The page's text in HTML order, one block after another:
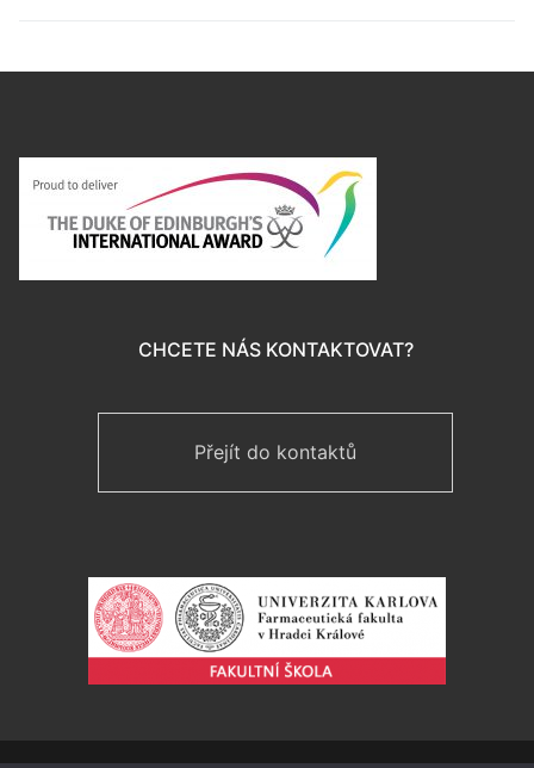
CHCETE NÁS KONTAKTOVAT?
Přejít do kontaktů